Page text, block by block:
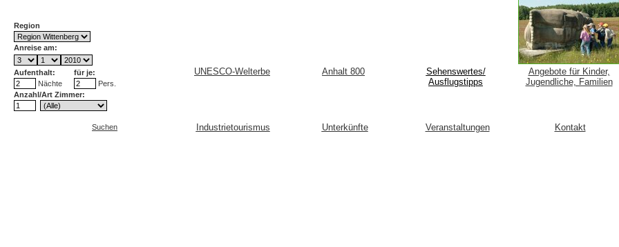
Region
Anreise am:
Aufenthalt:
für je:
Nächte
Pers.
Anzahl/Art Zimmer:
Suchen
UNESCO-Welterbe Anhalt 800
Sehenswertes/
Ausflugstipps
Angebote für Kinder,
Jugendliche, Familien
Industrietourismus Unterkünfte Veranstaltungen Kontakt